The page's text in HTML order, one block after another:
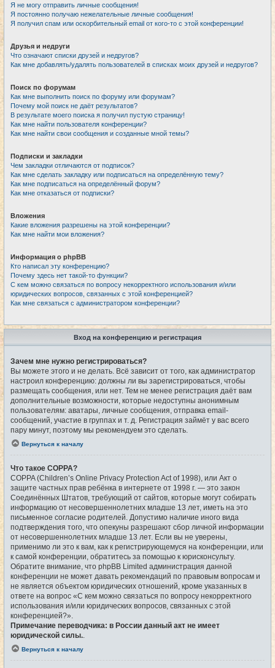
Я не могу отправить личные сообщения!
Я постоянно получаю нежелательные личные сообщения!
Я получил спам или оскорбительный email от кого-то с этой конференции!
Друзья и недруги
Что означают списки друзей и недругов?
Как мне добавлять/удалять пользователей в списках моих друзей и недругов?
Поиск по форумам
Как мне выполнить поиск по форуму или форумам?
Почему мой поиск не даёт результатов?
В результате моего поиска я получил пустую страницу!
Как мне найти пользователя конференции?
Как мне найти свои сообщения и созданные мной темы?
Подписки и закладки
Чем закладки отличаются от подписок?
Как мне сделать закладку или подписаться на определённую тему?
Как мне подписаться на определённый форум?
Как мне отказаться от подписки?
Вложения
Какие вложения разрешены на этой конференции?
Как мне найти мои вложения?
Информация о phpBB
Кто написал эту конференцию?
Почему здесь нет такой-то функции?
С кем можно связаться по вопросу некорректного использования и/или
юридических вопросов, связанных с этой конференцией?
Как мне связаться с администратором конференции?
Вход на конференцию и регистрация
Зачем мне нужно регистрироваться?
Вы можете этого и не делать. Всё зависит от того, как администратор
настроил конференцию: должны ли вы зарегистрироваться, чтобы
размещать сообщения, или нет. Тем не менее регистрация даёт вам
дополнительные возможности, которые недоступны анонимным
пользователям: аватары, личные сообщения, отправка email-
сообщений, участие в группах и т. д. Регистрация займёт у вас всего
пару минут, поэтому мы рекомендуем это сделать.
Вернуться к началу
Что такое COPPA?
COPPA (Children’s Online Privacy Protection Act of 1998), или Акт о
защите частных прав ребёнка в интернете от 1998 г. — это закон
Соединённых Штатов, требующий от сайтов, которые могут собирать
информацию от несовершеннолетних младше 13 лет, иметь на это
письменное согласие родителей. Допустимо наличие иного вида
подтверждения того, что опекуны разрешают сбор личной информации
от несовершеннолетних младше 13 лет. Если вы не уверены,
применимо ли это к вам, как к регистрирующемуся на конференции, или
к самой конференции, обратитесь за помощью к юрисконсульту.
Обратите внимание, что phpBB Limited администрация данной
конференции не может давать рекомендаций по правовым вопросам и
не является объектом юридических отношений, кроме указанных в
ответе на вопрос «С кем можно связаться по вопросу некорректного
использования и/или юридических вопросов, связанных с этой
конференцией?».
Примечание переводчика: в России данный акт не имеет
юридической силы.
Вернуться к началу